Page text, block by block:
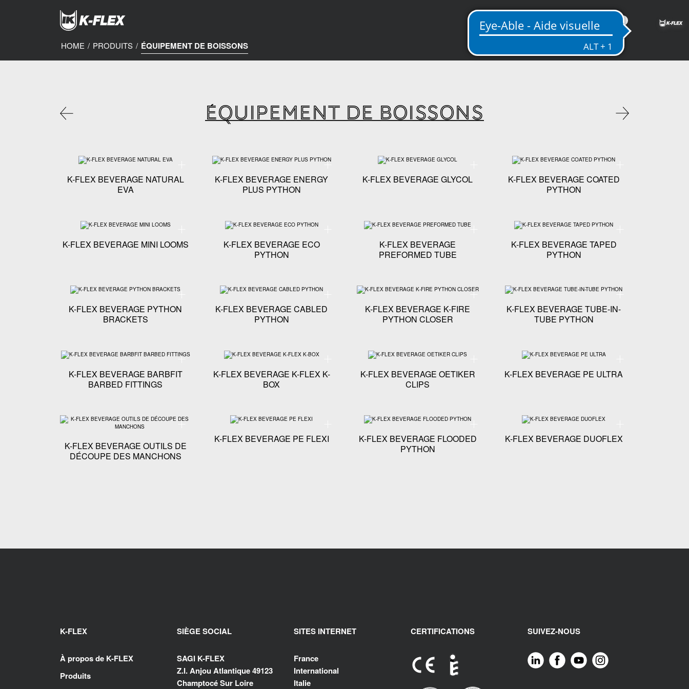
FR
HOME / PRODUITS / ÉQUIPEMENT DE BOISSONS
ÉQUIPEMENT DE BOISSONS
K-FLEX BEVERAGE NATURAL
EVA
Spécifications techniques - K-FLEX BEVERAGE NATURAL EVA
K-FLEX BEVERAGE ENERGY
PLUS PYTHON
Spécifications techniques - K-FLEX BEVERAGE ENERGY PLUS PYTHON
K-FLEX BEVERAGE GLYCOL
Spécifications techniques - K-FLEX BEVERAGE GLYCOL
K-FLEX BEVERAGE COATED
PYTHON
K-FLEX BEVERAGE MINI LOOMS
Spécifications techniques - K-FLEX BEVERAGE MINI LOOMS
K-FLEX BEVERAGE ECO
PYTHON
Spécifications techniques - K-FLEX BEVERAGE ECO PYTHON
K-FLEX BEVERAGE
PREFORMED TUBE
Spécifications techniques - K-FLEX BEVERAGE PREFORMED TUBE
K-FLEX BEVERAGE TAPED
PYTHON
K-FLEX BEVERAGE PYTHON
BRACKETS
Spécifications techniques - K-FLEX BEVERAGE PYTHON BRACKETS
K-FLEX BEVERAGE CABLED
PYTHON
Spécifications techniques - K-FLEX BEVERAGE CABLED PYTHON
K-FLEX BEVERAGE K-FIRE
PYTHON CLOSER
Spécifications techniques - K-FLEX BEVERAGE K-FIRE PYTHON CLOSER
K-FLEX BEVERAGE TUBE-IN-
TUBE PYTHON
K-FLEX BEVERAGE BARBFIT
BARBED FITTINGS
Spécifications techniques - K-FLEX BEVERAGE BARBFIT BARBED FITTINGS
K-FLEX BEVERAGE K-FLEX K-
BOX
Spécifications techniques - K-FLEX BEVERAGE K-FLEX K-BOX
K-FLEX BEVERAGE OETIKER
CLIPS
Spécifications techniques - K-FLEX BEVERAGE OETIKER CLIPS
K-FLEX BEVERAGE PE ULTRA
K-FLEX BEVERAGE OUTILS DE
DÉCOUPE DES MANCHONS
Spécifications techniques - K-FLEX BEVERAGE OUTILS DE DÉCOUPE DES MANCHONS
K-FLEX BEVERAGE PE FLEXI
Spécifications techniques - K-FLEX BEVERAGE PE FLEXI
K-FLEX BEVERAGE FLOODED
PYTHON
Spécifications techniques - K-FLEX BEVERAGE FLOODED PYTHON
K-FLEX BEVERAGE DUOFLEX
K-FLEX
À propos de K-FLEX
Produits
SIÈGE SOCIAL
SAGI K-FLEX
Z.I. Anjou Atlantique 49123
Champtocé Sur Loire
SITES INTERNET
France
International
Italie
CERTIFICATIONS SUIVEZ-NOUS